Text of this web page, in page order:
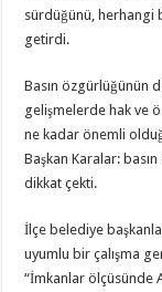
sürdüğünü, herhangi
getirdi.
Basın özgürlüğünün
gelişmelerde hak ve
ne kadar önemli
Başkan Karalar: basın
dikkat çekti.
İlçe belediye
uyumlu bir çalışma
“İmkanlar ölçüsünde